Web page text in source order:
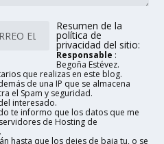
Resumen de la
política de
privacidad del sitio:
Responsable :
Begoña Estévez.
que realizas en este blog.
de una IP que se almacena
el Spam y seguridad.
interesado.
te informo que los datos que me
de Hosting de
hasta que los dejes de baja tu, o se